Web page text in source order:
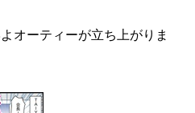
オーティーが立ち上がりま